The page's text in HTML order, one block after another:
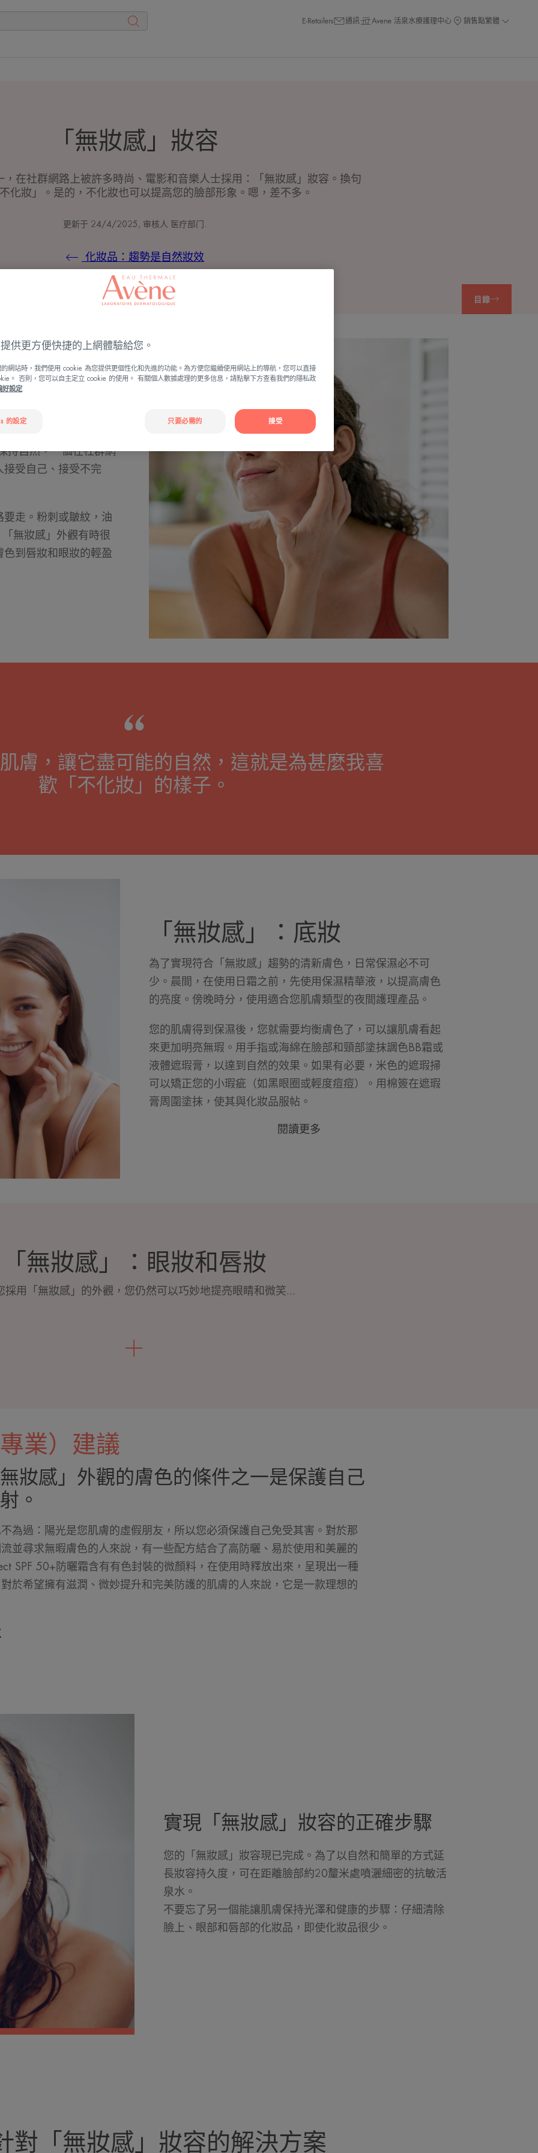
E-Retailers 通訊 Avene 活泉水療護理中心 銷售點繁體
「無妝感」妝容
，在社群網路上被許多時尚、電影和音樂人士採用：「無妝感」妝容。換句
化妝」。是的，不化妝也可以提高您的臉部形象。嗯，差不多。
更新于 24/4/2025 , 审核人 医疗部门
化妝品：趨勢是自然妝效
目錄
一種新趨
持自然。一個在社群網
受自己、接受不完
走。粉刺或皺紋，油
無妝感」外觀有時很
到唇妝和眼妝的輕盈
膚，讓它盡可能的自然，這就是為甚麼我喜
歡「不化妝」的樣子。
「無妝感」：底妝
為了實現符合「無妝感」趨勢的清新膚色，日常保濕必不可
少。晨間，在使用日霜之前，先使用保濕精華液，以提高膚色
的亮度。傍晚時分，使用適合您肌膚類型的夜間護理產品。
您的肌膚得到保濕後，您就需要均衡膚色了，可以讓肌膚看起
來更加明亮無瑕。用手指或海綿在臉部和頸部塗抹調色BB霜或
液體遮瑕膏，以達到自然的效果。如果有必要，米色的遮瑕掃
可以矯正您的小瑕疵（如黑眼圈或輕度痘痘）。用棉簽在遮瑕
膏周圍塗抹，使其與化妝品服帖。
閱讀更多
「無妝感」：眼妝和唇妝
採用「無妝感」的外觀，您仍然可以巧妙地提亮眼睛和微笑...
業）建議
妝感」外觀的膚色的條件之一是保護自己
。
為過：陽光是您肌膚的虛假朋友，所以您必須保護自己免受其害。對於那
並尋求無暇膚色的人來說，有一些配方結合了高防曬、易於使用和美麗的
SPF 50+防曬霜含有有色封裝的微顏料，在使用時釋放出來，呈現出一種
於希望擁有滋潤、微妙提升和完美防護的肌膚的人來說，它是一款理想的
實現「無妝感」妝容的正確步驟
您的「無妝感」妝容現已完成。為了以自然和簡單的方式延
長妝容持久度，可在距離臉部約20釐米處噴灑細密的抗敏活
泉水。
不要忘了另一個能讓肌膚保持光澤和健康的步驟：仔細清除
臉上、眼部和唇部的化妝品，即使化妝品很少。
對「無妝感」妝容的解決方案
供更方便快捷的上網體驗給您。
網站時，我們使用 cookie 為您提供更個性化和先進的功能。為方便您繼續使用網站上的導航，您可以直接
。 否則，您可以自主定立 cookie 的使用。 有關個人數據處理的更多信息，請點擊下方查看我們的隱私政
好設定
的設定 只要必需的 接受